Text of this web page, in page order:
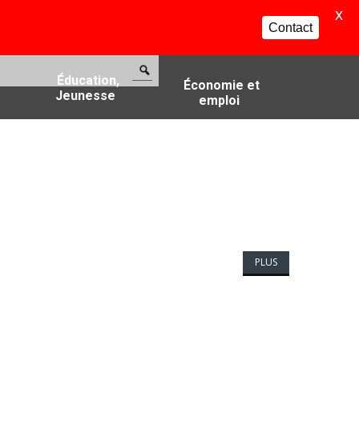
Éducation,
Jeunesse
Économie et
emploi
PLUS
Contact
X